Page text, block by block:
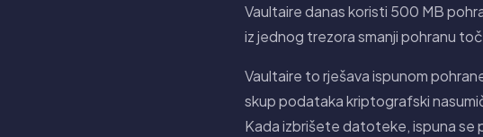
Vaultaire danas koristi 500 MB
iz jednog trezora smanji pohranu
Vaultaire to rješava ispunom
skup podataka kriptografski
Kada izbrišete datoteke, ispuna se